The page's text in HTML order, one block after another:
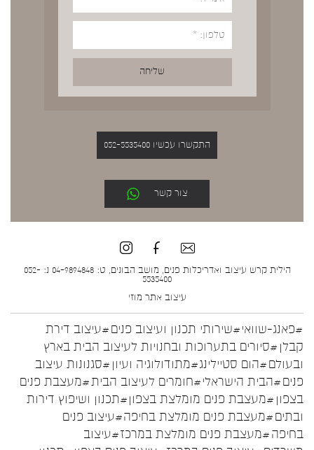
התקשרו עכשיו 052-5535400
צור קשר
הילית קרש עיצוב ואדריכלות פנים, מושב הבונים, ט: 04-9894848 נ: 052-
5535400
עיצוב אתר מוזי
#פאנג-שוואי#שירותי תכנון ועיצוב פנים#עיצוב דירת
קבלן #סיורים בתערוכות ובחנויות לעיצוב הבית בארץ
ובעולם#הום סטיילינג#מתודולוגיה ועיון #סגנונות עיצוב
פנים#הבית הישראלי#חומרים לעיצוב הבית#מעצבת פנים
בצפון #מעצבת פנים מומלצת בצפון#תכנון ושיפוץ דירות
ובתים#מעצבת פנים מומלצת בחיפה#עיצוב פנים
בחיפה#מעצבת פנים מומלצת במרכז#עיצוב